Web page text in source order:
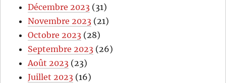
Décembre 2023 (31)
Novembre 2023 (21)
Octobre 2023 (28)
Septembre 2023 (26)
Août 2023 (23)
Juillet 2023 (16)